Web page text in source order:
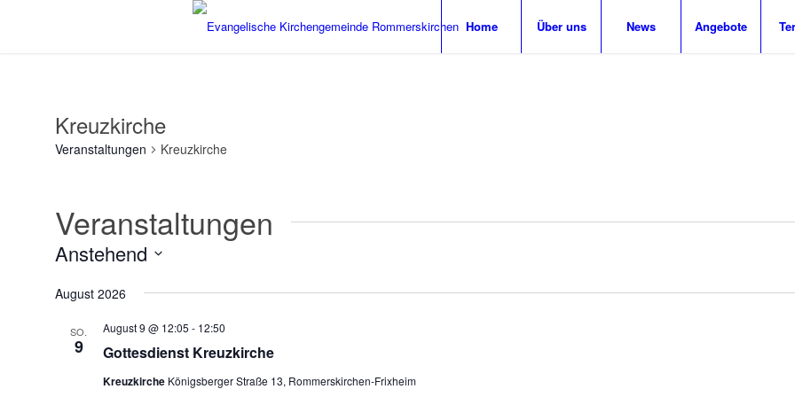
Home Über uns News Angebote
Kreuzkirche
Veranstaltungen Kreuzkirche
Veranstaltungen
Anstehend
wählen.
August 2026
SO.
9 Gottesdienst Kreuzkirche
August 9 @ 12:05 - 12:50
Kreuzkirche Königsberger Straße 13, Rommerskirchen-Frixheim